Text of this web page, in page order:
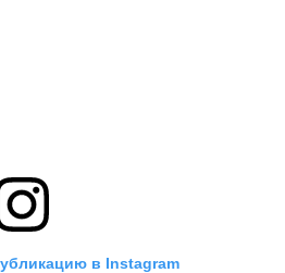
в Instagram